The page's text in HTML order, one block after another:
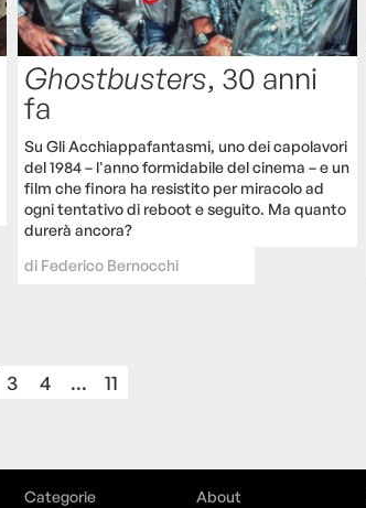
Ghostbusters, 30 anni
fa
Su Gli Acchiappafantasmi, uno dei capolavori
del 1984 – l'anno formidabile del cinema – e un
film che finora ha resistito per miracolo ad
ogni tentativo di reboot e seguito. Ma quanto
durerà ancora?
di Federico Bernocchi
3 4 ... 11
Categorie
About